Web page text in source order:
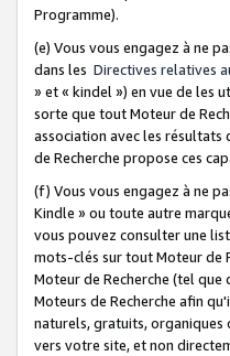
Programme).
(e) Vous vous engagez à ne
dans les Directives relatives
» et « kindel ») en vue de les
sorte que tout Moteur de
association avec les
de Recherche propose ces
(f) Vous vous engagez à ne
Kindle » ou toute autre
vous pouvez consulter une
mots-clés sur tout Moteur de
Moteur de Recherche (tel que
Moteurs de Recherche afin
naturels, gratuits, organiques
vers votre site, et non